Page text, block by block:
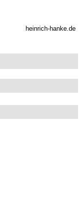
heinrich-hanke.de